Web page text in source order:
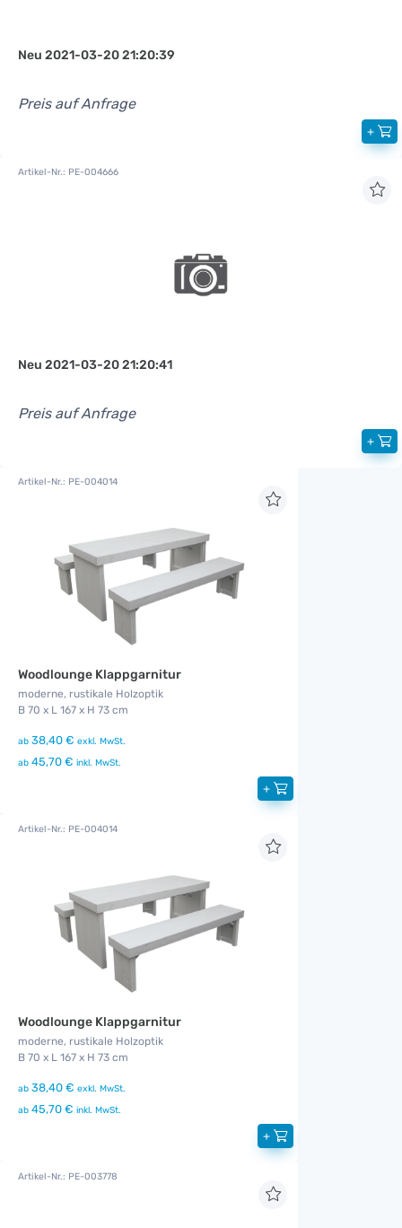
Neu 2021-03-20 21:20:39
Preis auf Anfrage
+
Artikel-Nr.: PE-004666
Neu 2021-03-20 21:20:41
Preis auf Anfrage
+
Artikel-Nr.: PE-004014
Woodlounge Klappgarnitur
moderne, rustikale Holzoptik
B 70 x L 167 x H 73 cm
ab 38,40 € exkl. MwSt.
ab 45,70 € inkl. MwSt.
+
Artikel-Nr.: PE-004014
Woodlounge Klappgarnitur
moderne, rustikale Holzoptik
B 70 x L 167 x H 73 cm
ab 38,40 € exkl. MwSt.
ab 45,70 € inkl. MwSt.
+
Artikel-Nr.: PE-003778